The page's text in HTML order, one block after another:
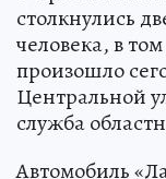
В
столкнулись
человека, в
произошло
Центральной
служба